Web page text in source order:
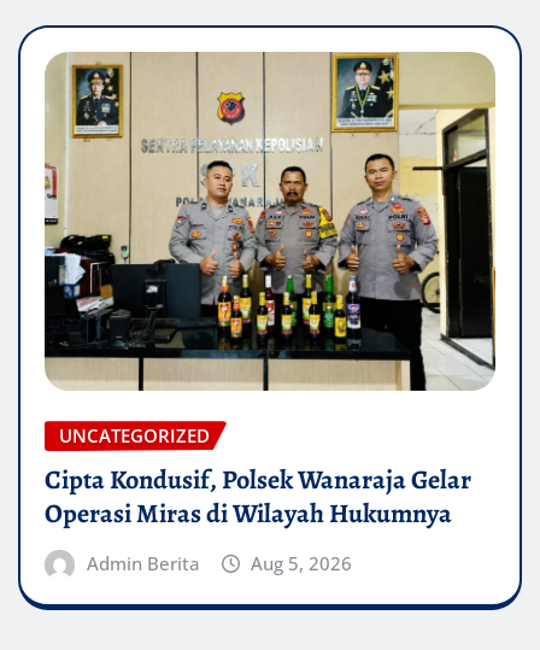
UNCATEGORIZED
Cipta Kondusif, Polsek Wanaraja Gelar
Operasi Miras di Wilayah Hukumnya
Admin Berita Aug 5, 2026